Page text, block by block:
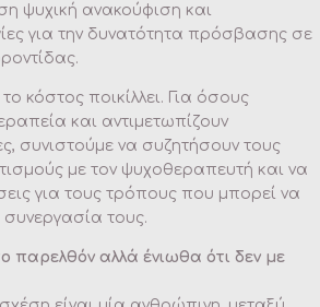
ψυχική ανακούφιση και
για την δυνατότητα πρόσβασης σε
κόστος ποικίλλει. Για όσους
και αντιμετωπίζουν
συνιστούμε να συζητήσουν τους
με τον ψυχοθεραπευτή και να
για τους τρόπους που μπορεί να
τους.
παρελθόν αλλά ένιωθα ότι δεν με